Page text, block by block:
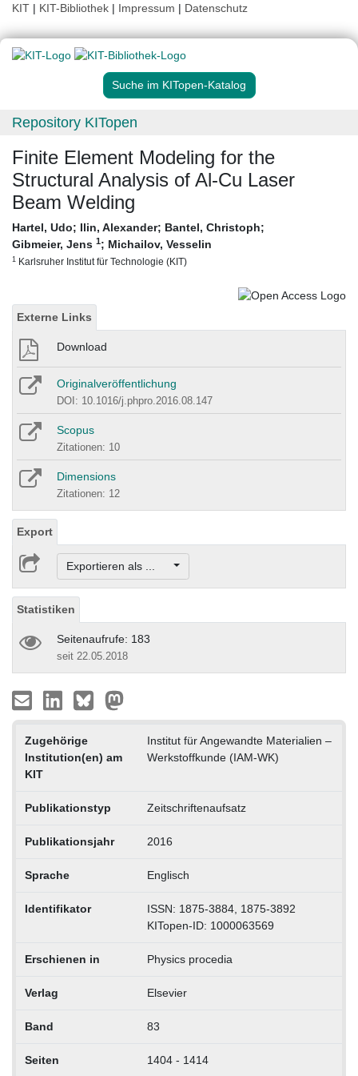
KIT | KIT-Bibliothek | Impressum | Datenschutz
Suche im KITopen-Katalog
Repository KITopen
Finite Element Modeling for the
Structural Analysis of Al-Cu Laser
Beam Welding
Hartel, Udo; Ilin, Alexander; Bantel, Christoph;
Gibmeier, Jens 1; Michailov, Vesselin
1 Karlsruher Institut für Technologie (KIT)
Externe Links
Download
Originalveröffentlichung
DOI: 10.1016/j.phpro.2016.08.147
Scopus
Zitationen: 10
Dimensions
Zitationen: 12
Export
Exportieren als ...
Statistiken
Seitenaufrufe: 183
seit 22.05.2018
Zugehörige
Institution(en) am
KIT
Institut für Angewandte Materialien –
Werkstoffkunde (IAM-WK)
Publikationstyp Zeitschriftenaufsatz
Publikationsjahr 2016
Sprache Englisch
Identifikator
ISSN: 1875-3884, 1875-3892
KITopen-ID: 1000063569
Erschienen in Physics procedia
Verlag Elsevier
Band 83
Seiten 1404 - 1414